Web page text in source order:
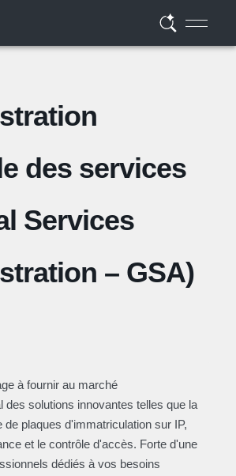
des services
Services
– GSA)
à fournir au marché
des solutions innovantes telles que la
de plaques d'immatriculation sur IP,
et le contrôle d'accès. Forte d'une
dédiés à vos besoins